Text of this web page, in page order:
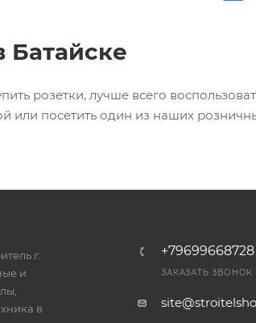
Батайске
розетки, лучше всего
или посетить один из наших
г.
и
в
+79699668728
ЗАКАЗАТЬ ЗВОНОК